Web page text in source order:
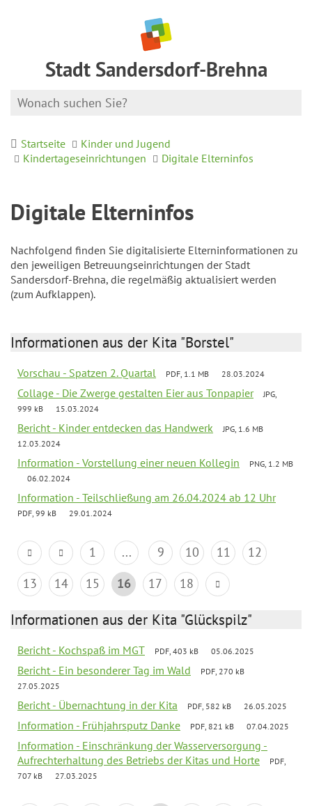
Stadt Sandersdorf-Brehna
Startseite
Kinder und Jugend
Kindertageseinrichtungen
Digitale Elterninfos
Digitale Elterninfos
Nachfolgend finden Sie digitalisierte Elterninformationen zu
den jeweiligen Betreuungseinrichtungen der Stadt
Sandersdorf-Brehna, die regelmäßig aktualisiert werden
(zum Aufklappen).
Informationen aus der Kita "Borstel"
Vorschau - Spatzen 2. Quartal PDF, 1.1 MB 28.03.2024
Collage - Die Zwerge gestalten Eier aus Tonpapier
JPG,
999 kB
15.03.2024
Bericht - Kinder entdecken das Handwerk
JPG, 1.6 MB
12.03.2024
Information - Vorstellung einer neuen Kollegin
PNG, 1.2 MB
06.02.2024
Information - Teilschließung am 26.04.2024 ab 12 Uhr
PDF, 99 kB 29.01.2024
1 ... 9 10 11
12
13
14 15 16 17 18
Informationen aus der Kita "Glückspilz"
Bericht - Kochspaß im MGT PDF, 403 kB 05.06.2025
Bericht - Ein besonderer Tag im Wald
PDF, 270 kB
27.05.2025
Bericht - Übernachtung in der Kita PDF, 582 kB 26.05.2025
Information - Frühjahrsputz Danke PDF, 821 kB 07.04.2025
Information - Einschränkung der Wasserversorgung -
Aufrechterhaltung des Betriebs der Kitas und Horte
PDF,
707 kB
27.03.2025